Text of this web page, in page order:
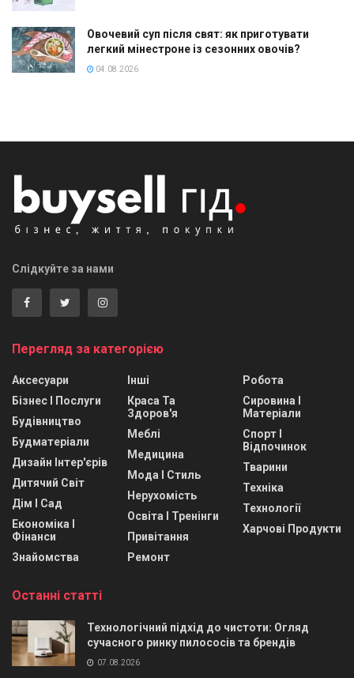
Овочевий суп після свят: як приготувати
легкий мінестроне із сезонних овочів?
04.08.2026
Слідкуйте за нами
Перегляд за категорією
Аксесуари
Бізнес І Послуги
Будівництво
Будматеріали
Дизайн Інтер'єрів
Дитячий Світ
Дім І Сад
Економіка І
Фінанси
Знайомства
Інші
Краса Та
Здоров'я
Меблі
Медицина
Мода І Стиль
Нерухомість
Освіта І Тренінги
Привітання
Ремонт
Робота
Сировина І
Матеріали
Спорт І
Відпочинок
Тварини
Техніка
Технології
Харчові Продукти
Останні статті
Технологічний підхід до чистоти: Огляд
сучасного ринку пилососів та брендів
07.08.2026